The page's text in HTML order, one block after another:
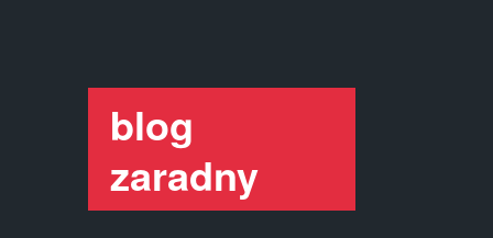
blog
zaradny